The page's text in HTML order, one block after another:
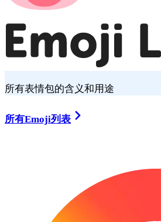
所有表情包的含义和用途
所有Emoji列表